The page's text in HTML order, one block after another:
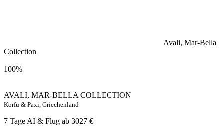
Avali, Mar-Bella
Collection
100%
AVALI, MAR-BELLA COLLECTION
Korfu & Paxi, Griechenland
7 Tage AI & Flug ab 3027 €